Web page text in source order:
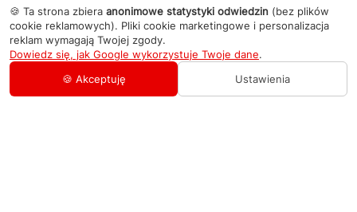
🍪 Ta strona zbiera anonimowe statystyki odwiedzin (bez plików
cookie reklamowych). Pliki cookie marketingowe i personalizacja
reklam wymagają Twojej zgody.
Dowiedz się, jak Google wykorzystuje Twoje dane.
🍪 Akceptuję
Ustawienia